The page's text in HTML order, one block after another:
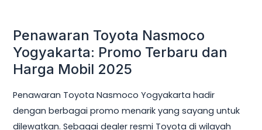
Penawaran Toyota Nasmoco
Yogyakarta: Promo Terbaru dan
Harga Mobil 2025
Penawaran Toyota Nasmoco Yogyakarta hadir
dengan berbagai promo menarik yang sayang untuk
dilewatkan. Sebagai dealer resmi Toyota di wilayah
Penawaran
Toyota
Nasmoco
Promo
Terbaru